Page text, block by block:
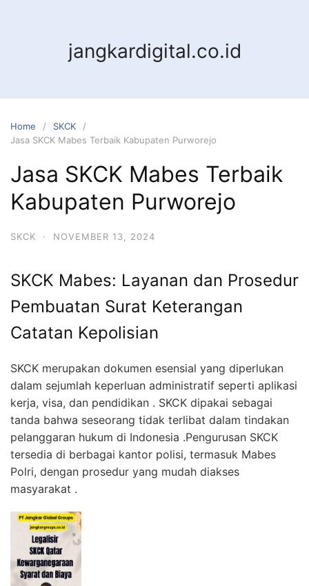
jangkardigital.co.id
Home
SKCK
Jasa SKCK Mabes Terbaik Kabupaten Purworejo
Jasa SKCK Mabes Terbaik
Kabupaten Purworejo
SKCK · NOVEMBER 13, 2024
SKCK Mabes: Layanan dan Prosedur
Pembuatan Surat Keterangan
Catatan Kepolisian
SKCK merupakan dokumen esensial yang diperlukan
dalam sejumlah keperluan administratif seperti aplikasi
kerja, visa, dan pendidikan . SKCK dipakai sebagai
tanda bahwa seseorang tidak terlibat dalam tindakan
pelanggaran hukum di Indonesia .Pengurusan SKCK
tersedia di berbagai kantor polisi, termasuk Mabes
Polri, dengan prosedur yang mudah diakses
masyarakat .